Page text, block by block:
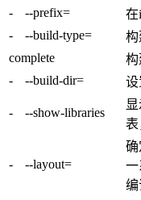
-
--prefix=
在
-
--build-type=
构
complete
构
-
--build-dir= 设
- --show-libraries
表
- --layout=
确
一
编